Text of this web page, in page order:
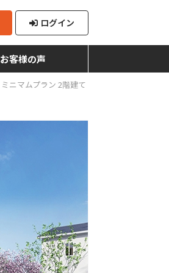
ログイン
お客様の声
ミニマムプラン 2階建て